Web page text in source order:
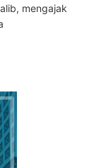
mengajak